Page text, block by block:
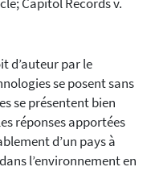
d’auteur par le
se posent sans
se présentent bien
réponses apportées
d’un pays à
l’environnement en